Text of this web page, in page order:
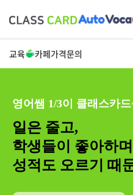
교육 카페가격문의
영어쌤 1/3이 클래스카
일은 줄고,
학생들이 좋아하
성적도 오르기 때